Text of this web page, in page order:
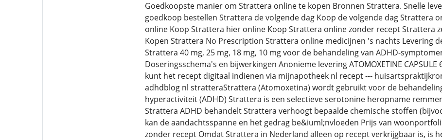
Goedkoopste manier om Strattera online te kopen Bronnen Strattera. Snelle
goedkoop bestellen Strattera de volgende dag Koop de volgende dag Strattera
online Koop Strattera hier online Koop Strattera online zonder recept Strattera
Kopen Strattera No Prescription Strattera online medicijnen 's nachts Levering
Strattera 40 mg, 25 mg, 18 mg, 10 mg voor de behandeling van ADHD-
Doseringsschema's en bijwerkingen Anonieme levering ATOMOXETINE
kunt het recept digitaal indienen via mijnapotheek nl recept ---
adhdblog nl stratteraStrattera (Atomoxetina) wordt gebruikt voor de
hyperactiviteit (ADHD) Strattera is een selectieve serotonine heropname
Strattera ADHD behandelt Strattera verhoogt bepaalde chemische stoffen
kan de aandachtsspanne en het gedrag be&iuml;nvloeden Prijs van
zonder recept Omdat Strattera in Nederland alleen op recept verkrijgbaar is, is